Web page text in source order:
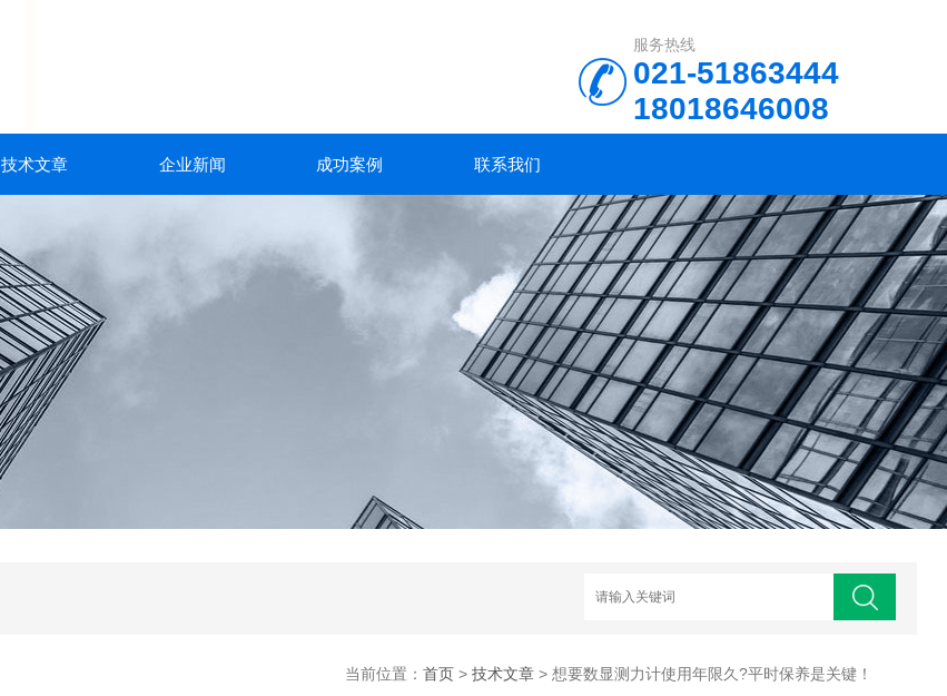
服务热线
021-51863444
18018646008
技术文章 企业新闻 成功案例 联系我们
当前位置： 首页> 技术文章> 想要数显测力计使用年限久?平时保养是关键！